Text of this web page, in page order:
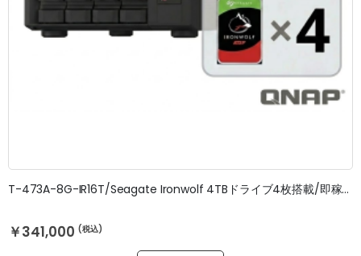
T-473A-8G-IR16T/Seagate Ironwolf 4TBドライブ4枚搭載/即稼働OK/3年無料修理保証
￥341,000